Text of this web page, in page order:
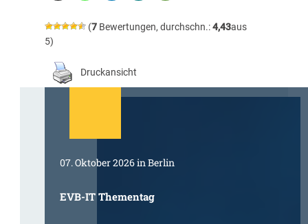
(7Bewertungen, durchschn.:4,43aus
5)
Druckansicht
07. Oktober 2026 in Berlin
EVB-IT Thementag